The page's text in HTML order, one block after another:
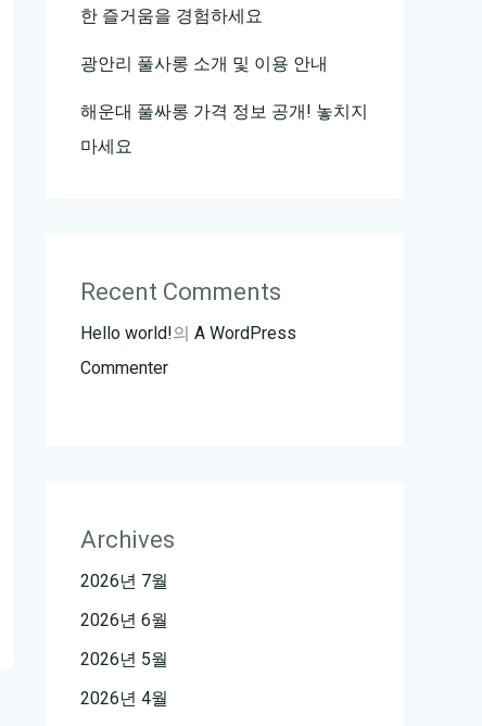
한 즐거움을 경험하세요
광안리 풀사롱 소개 및 이용 안내
해운대 풀싸롱 가격 정보 공개! 놓치지
마세요
Recent Comments
Hello world!의 A WordPress
Commenter
Archives
2026년 7월
2026년 6월
2026년 5월
2026년 4월